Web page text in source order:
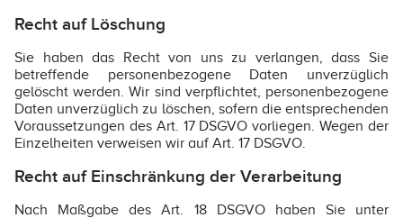
Recht auf Löschung
Sie haben das Recht von uns zu verlangen, dass Sie
betreffende personenbezogene Daten unverzüglich
gelöscht werden. Wir sind verpflichtet, personenbezogene
Daten unverzüglich zu löschen, sofern die entsprechenden
Voraussetzungen des Art. 17 DSGVO vorliegen. Wegen der
Einzelheiten verweisen wir auf Art. 17 DSGVO.
Recht auf Einschränkung der Verarbeitung
Nach Maßgabe des Art. 18 DSGVO haben Sie unter